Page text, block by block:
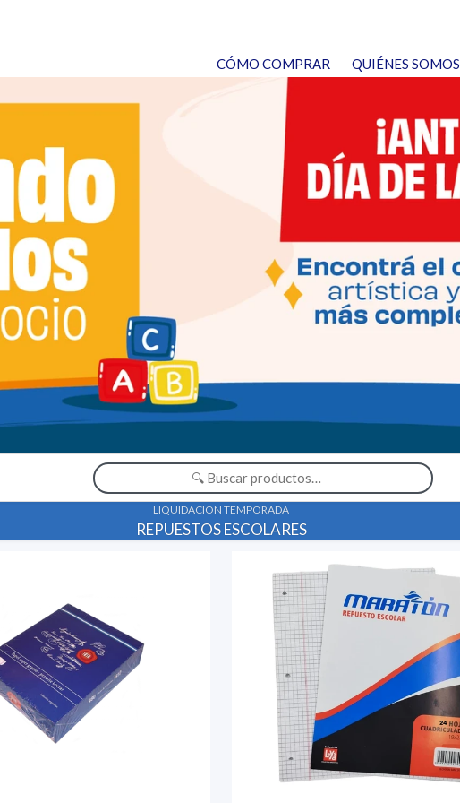
CÓMO COMPRAR QUIÉNES SOMOS
LIQUIDACION TEMPORADA
REPUESTOS ESCOLARES